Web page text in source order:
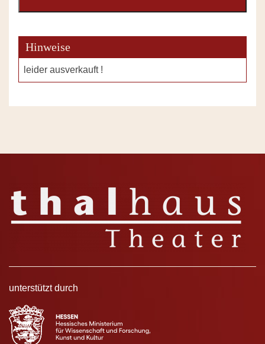
Hinweise
leider ausverkauft !
unterstützt durch